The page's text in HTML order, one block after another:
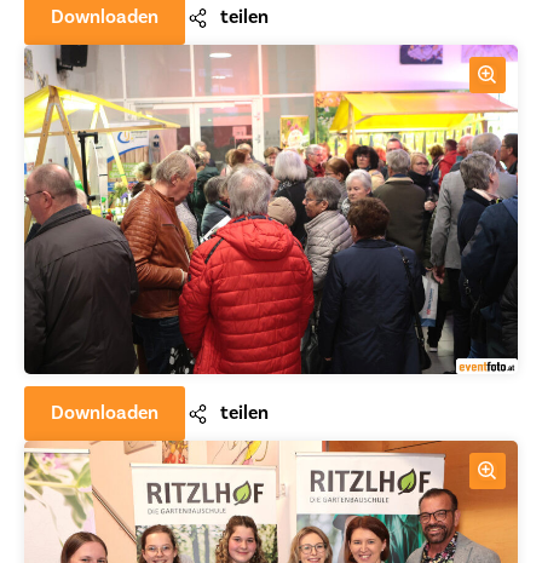
Downloaden teilen
Downloaden teilen